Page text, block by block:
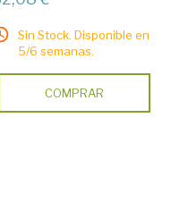
Sin Stock. Disponible en
5/6 semanas.
COMPRAR